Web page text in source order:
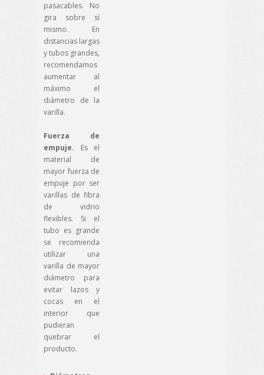
pasacables. No
gira sobre sí
mismo. En
distancias largas
y tubos grandes,
recomendamos
aumentar al
máximo el
diámetro de la
varilla.
Fuerza de
empuje. Es el
material de
mayor fuerza de
empuje por ser
varillas de fibra
de vidrio
flexibles. Si el
tubo es grande
se recomienda
utilizar una
varilla de mayor
diámetro para
evitar lazos y
cocas en el
interior que
pudieran
quebrar el
producto.